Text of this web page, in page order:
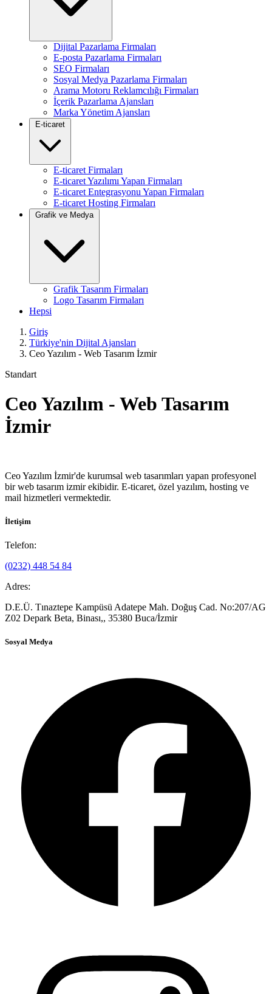
Dijital Pazarlama Firmaları
E-posta Pazarlama Firmaları
SEO Firmaları
Sosyal Medya Pazarlama Firmaları
Arama Motoru Reklamcılığı Firmaları
İçerik Pazarlama Ajansları
Marka Yönetim Ajansları
E-ticaret
E-ticaret Firmaları
E-ticaret Yazılımı Yapan Firmaları
E-ticaret Entegrasyonu Yapan Firmaları
E-ticaret Hosting Firmaları
Grafik ve Medya
Grafik Tasarım Firmaları
Logo Tasarım Firmaları
Hepsi
Giriş
Türkiye'nin Dijital Ajansları
Ceo Yazılım - Web Tasarım İzmir
Standart
Ceo Yazılım - Web Tasarım
İzmir
Ceo Yazılım İzmir'de kurumsal web tasarımları yapan profesyonel
bir web tasarım izmir ekibidir. E-ticaret, özel yazılım, hosting ve
mail hizmetleri vermektedir.
İletişim
Telefon:
(0232) 448 54 84
Adres:
D.E.Ü. Tınaztepe Kampüsü Adatepe Mah. Doğuş Cad. No:207/AG
Z02 Depark Beta, Binası,, 35380 Buca/İzmir
Sosyal Medya